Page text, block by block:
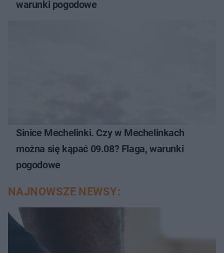
warunki pogodowe
Sinice Mechelinki. Czy w Mechelinkach
można się kąpać 09.08? Flaga, warunki
pogodowe
NAJNOWSZE NEWSY: